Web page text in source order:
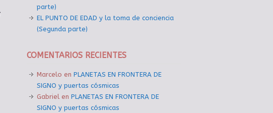
parte)
EL PUNTO DE EDAD y la toma de conciencia
(Segunda parte)
COMENTARIOS RECIENTES
Marcelo en PLANETAS EN FRONTERA DE
SIGNO y puertas cósmicas
Gabrielen PLANETAS EN FRONTERA DE
SIGNO y puertas cósmicas